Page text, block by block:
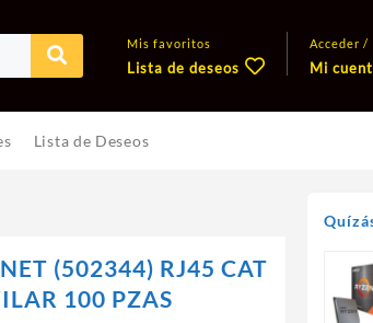
Mis favoritos
Lista de deseos
Acceder /
Mi
Lista de Deseos
(502344) RJ45 CAT
100 PZAS